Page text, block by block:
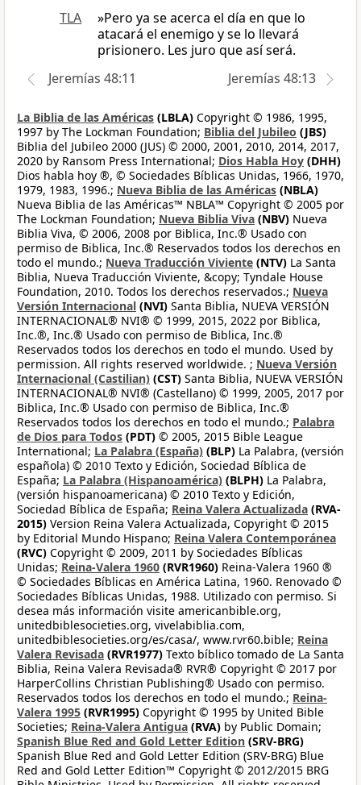
TLA
»Pero ya se acerca el día en que lo
atacará el enemigo y se lo llevará
prisionero. Les juro que así será.
Jeremías 48:11
Jeremías 48:13
La Biblia de las Américas (LBLA) Copyright © 1986, 1995,
1997 by The Lockman Foundation; Biblia del Jubileo (JBS)
Biblia del Jubileo 2000 (JUS) © 2000, 2001, 2010, 2014, 2017,
2020 by Ransom Press International; Dios Habla Hoy (DHH)
Dios habla hoy ®, © Sociedades Bíblicas Unidas, 1966, 1970,
1979, 1983, 1996.; Nueva Biblia de las Américas (NBLA)
Nueva Biblia de las Américas™ NBLA™ Copyright © 2005 por
The Lockman Foundation; Nueva Biblia Viva (NBV) Nueva
Biblia Viva, © 2006, 2008 por Biblica, Inc.® Usado con
permiso de Biblica, Inc.® Reservados todos los derechos en
todo el mundo.; Nueva Traducción Viviente (NTV) La Santa
Biblia, Nueva Traducción Viviente, &copy; Tyndale House
Foundation, 2010. Todos los derechos reservados.; Nueva
Versión Internacional (NVI) Santa Biblia, NUEVA VERSIÓN
INTERNACIONAL® NVI® © 1999, 2015, 2022 por Biblica,
Inc.®, Inc.® Usado con permiso de Biblica, Inc.®
Reservados todos los derechos en todo el mundo. Used by
permission. All rights reserved worldwide. ; Nueva Versión
Internacional (Castilian) (CST) Santa Biblia, NUEVA VERSIÓN
INTERNACIONAL® NVI® (Castellano) © 1999, 2005, 2017 por
Biblica, Inc.® Usado con permiso de Biblica, Inc.®
Reservados todos los derechos en todo el mundo.; Palabra
de Dios para Todos (PDT) © 2005, 2015 Bible League
International; La Palabra (España) (BLP) La Palabra, (versión
española) © 2010 Texto y Edición, Sociedad Bíblica de
España; La Palabra (Hispanoamérica) (BLPH) La Palabra,
(versión hispanoamericana) © 2010 Texto y Edición,
Sociedad Bíblica de España; Reina Valera Actualizada (RVA-
2015) Version Reina Valera Actualizada, Copyright © 2015
by Editorial Mundo Hispano; Reina Valera Contemporánea
(RVC) Copyright © 2009, 2011 by Sociedades Bíblicas
Unidas; Reina-Valera 1960 (RVR1960) Reina-Valera 1960 ®
© Sociedades Bíblicas en América Latina, 1960. Renovado ©
Sociedades Bíblicas Unidas, 1988. Utilizado con permiso. Si
desea más información visite americanbible.org,
unitedbiblesocieties.org, vivelabiblia.com,
unitedbiblesocieties.org/es/casa/, www.rvr60.bible; Reina
Valera Revisada (RVR1977) Texto bíblico tomado de La Santa
Biblia, Reina Valera Revisada® RVR® Copyright © 2017 por
HarperCollins Christian Publishing® Usado con permiso.
Reservados todos los derechos en todo el mundo.; Reina-
Valera 1995 (RVR1995) Copyright © 1995 by United Bible
Societies; Reina-Valera Antigua (RVA) by Public Domain;
Spanish Blue Red and Gold Letter Edition (SRV-BRG)
Spanish Blue Red and Gold Letter Edition (SRV-BRG) Blue
Red and Gold Letter Edition™ Copyright © 2012/2015 BRG